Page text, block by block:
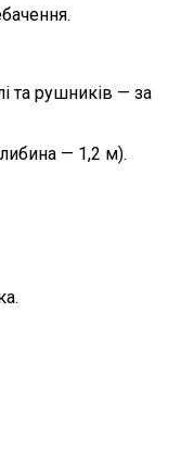
та рушників — за
— 1,2 м).